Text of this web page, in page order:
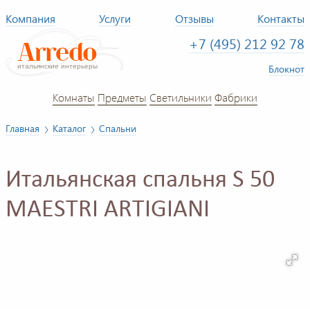
Компания Услуги Отзывы Контакты
+7 (495) 212 92 78
Блокнот
Комнаты Предметы Светильники Фабрики
Главная Каталог Спальни
Итальянская спальня S 50
MAESTRI ARTIGIANI